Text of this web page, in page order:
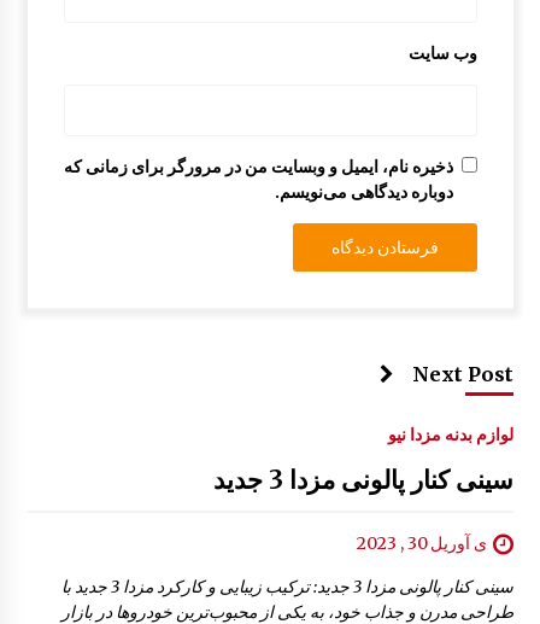
وب‌ سایت
ذخیره نام، ایمیل و وبسایت من در مرورگر برای زمانی که
دوباره دیدگاهی می‌نویسم.
Next Post
لوازم بدنه مزدا نیو
سینی کنار پالونی مزدا 3 جدید
ی آوریل 30 , 2023
سینی کنار پالونی مزدا 3 جدید: ترکیب زیبایی و کارکرد مزدا 3 جدید با
طراحی مدرن و جذاب خود، به یکی از محبوب‌ترین خودروها در بازار